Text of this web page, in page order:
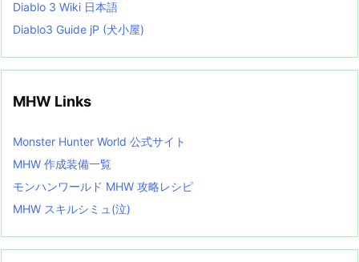
Diablo 3 Wiki 日本語
Diablo3 Guide jP (犬小屋)
MHW Links
Monster Hunter World 公式サイト
MHW 作成装備一覧
モンハンワールド MHW 攻略レシピ
MHW スキルシミュ(泣)